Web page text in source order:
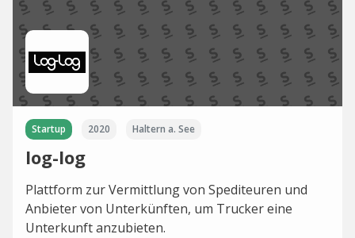
Startup 2020 Haltern a. See
log-log
Plattform zur Vermittlung von Spediteuren und
Anbieter von Unterkünften, um Trucker eine
Unterkunft anzubieten.